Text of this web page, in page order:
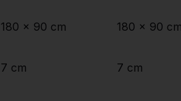
180 x 90 cm
7 cm
180 x 90
7 cm